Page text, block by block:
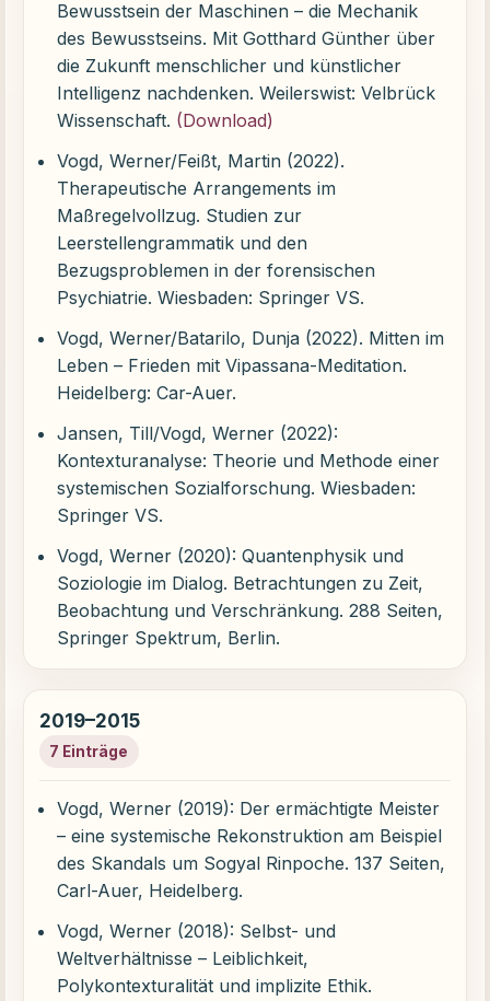
Bewusstsein der Maschinen – die Mechanik
des Bewusstseins. Mit Gotthard Günther über
die Zukunft menschlicher und künstlicher
Intelligenz nachdenken. Weilerswist: Velbrück
Wissenschaft. (Download)
Vogd, Werner/Feißt, Martin (2022).
Therapeutische Arrangements im
Maßregelvollzug. Studien zur
Leerstellengrammatik und den
Bezugsproblemen in der forensischen
Psychiatrie. Wiesbaden: Springer VS.
Vogd, Werner/Batarilo, Dunja (2022). Mitten im
Leben – Frieden mit Vipassana-Meditation.
Heidelberg: Car-Auer.
Jansen, Till/Vogd, Werner (2022):
Kontexturanalyse: Theorie und Methode einer
systemischen Sozialforschung. Wiesbaden:
Springer VS.
Vogd, Werner (2020): Quantenphysik und
Soziologie im Dialog. Betrachtungen zu Zeit,
Beobachtung und Verschränkung. 288 Seiten,
Springer Spektrum, Berlin.
2019–2015
7 Einträge
Vogd, Werner (2019): Der ermächtigte Meister
– eine systemische Rekonstruktion am Beispiel
des Skandals um Sogyal Rinpoche. 137 Seiten,
Carl-Auer, Heidelberg.
Vogd, Werner (2018): Selbst- und
Weltverhältnisse – Leiblichkeit,
Polykontexturalität und implizite Ethik.